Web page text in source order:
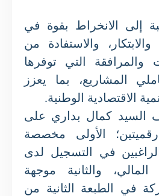
إلى الانخراط بقوة في
والاستفادة من
والمرافقة التي توفرها
المشاريع، بما يعزز
الاقتصادية الوطنية.
السيد كمال بداري على
الأولى مخصصة
في التسجيل لدى
والثانية موجهة
في الطبعة الثانية من